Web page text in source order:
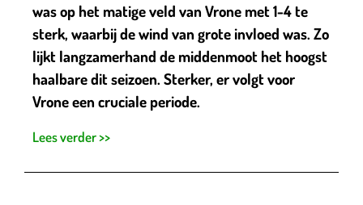
was op het matige veld van Vrone met 1-4 te
sterk, waarbij de wind van grote invloed was. Zo
lijkt langzamerhand de middenmoot het hoogst
haalbare dit seizoen. Sterker, er volgt voor
Vrone een cruciale periode.
Lees verder >>